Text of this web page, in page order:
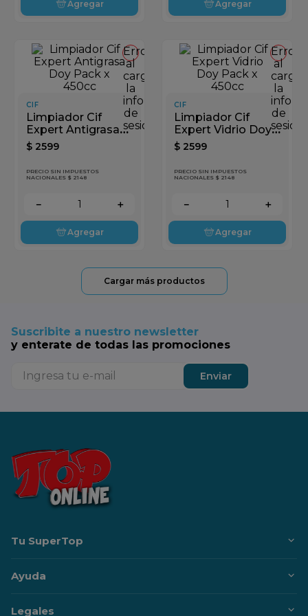
Agregar Agregar
Error
al
cargar
la
información
de
sesión
CIF
Limpiador Cif
Expert Antigrasa
Doy Pack x 450cc
$ 2599
PRECIO SIN IMPUESTOS
NACIONALES $ 2148
＋
－
Agregar
Error
al
cargar
la
de
sesión
CIF
Limpiador Cif
Expert Vidrio Doy
Pack x 450cc
$ 2599
PRECIO SIN IMPUESTOS
NACIONALES $ 2148
＋
－
Agregar
Suscribite a nuestro newsletter
y enterate de todas las promociones
Enviar
Tu SuperTop
Ayuda
Legales